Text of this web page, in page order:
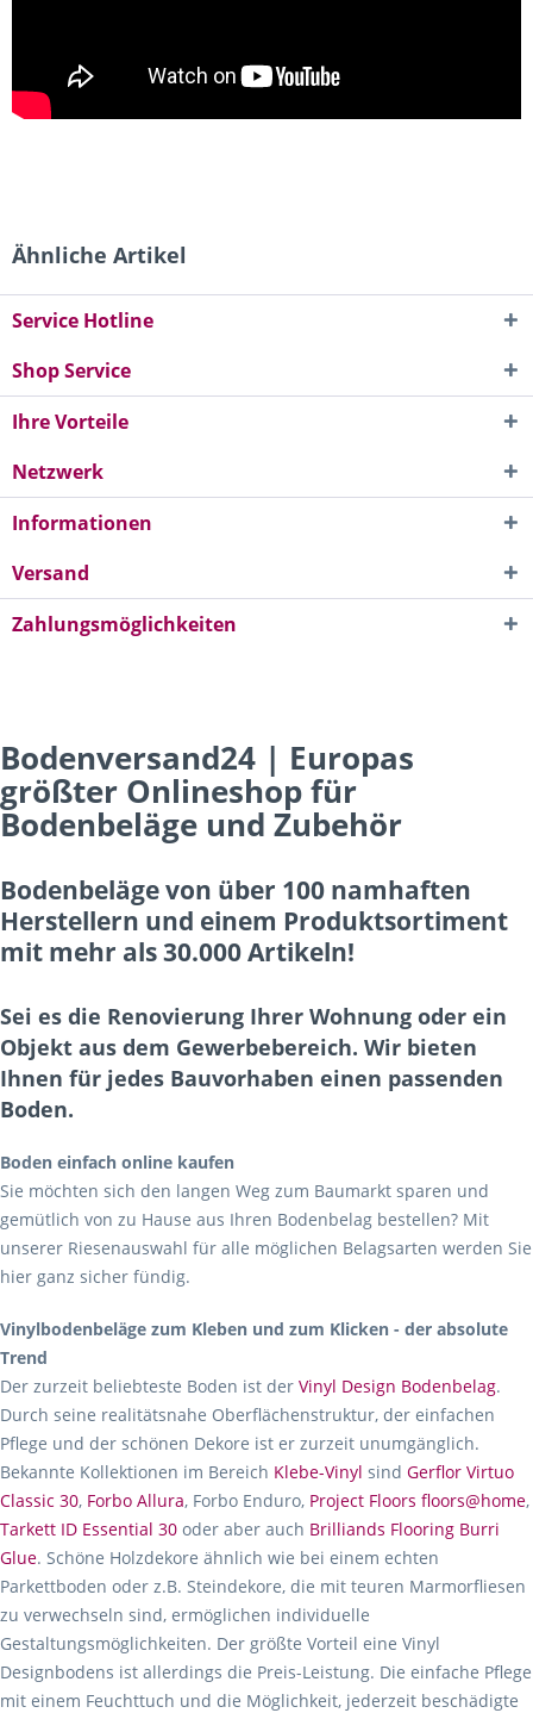
Ähnliche Artikel
Service Hotline
Shop Service
Ihre Vorteile
Netzwerk
Informationen
Versand
Zahlungsmöglichkeiten
Bodenversand24 | Europas
größter Onlineshop für
Bodenbeläge und Zubehör
Bodenbeläge von über 100 namhaften
Herstellern und einem Produktsortiment
mit mehr als 30.000 Artikeln!
Sei es die Renovierung Ihrer Wohnung oder ein
Objekt aus dem Gewerbebereich. Wir bieten
Ihnen für jedes Bauvorhaben einen passenden
Boden.
Boden einfach online kaufen
Sie möchten sich den langen Weg zum Baumarkt sparen und
gemütlich von zu Hause aus Ihren Bodenbelag bestellen? Mit
unserer Riesenauswahl für alle möglichen Belagsarten werden Sie
hier ganz sicher fündig.
Vinylbodenbeläge zum Kleben und zum Klicken - der absolute
Trend
Der zurzeit beliebteste Boden ist der Vinyl Design Bodenbelag.
Durch seine realitätsnahe Oberflächenstruktur, der einfachen
Pflege und der schönen Dekore ist er zurzeit unumgänglich.
Bekannte Kollektionen im Bereich Klebe-Vinyl sind Gerflor Virtuo
Classic 30, Forbo Allura, Forbo Enduro, Project Floors floors@home,
Tarkett ID Essential 30 oder aber auch Brilliands Flooring Burri
Glue. Schöne Holzdekore ähnlich wie bei einem echten
Parkettboden oder z.B. Steindekore, die mit teuren Marmorfliesen
zu verwechseln sind, ermöglichen individuelle
Gestaltungsmöglichkeiten. Der größte Vorteil eine Vinyl
Designbodens ist allerdings die Preis-Leistung. Die einfache Pflege
mit einem Feuchttuch und die Möglichkeit, jederzeit beschädigte